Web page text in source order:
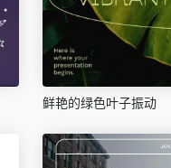
鲜艳的绿色叶子振动